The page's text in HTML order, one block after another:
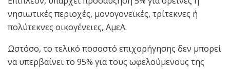
νησιωτικές περιοχές, μονογονεϊκές, τρίτεκνες ή
πολύτεκνες οικογένειες, ΑμεΑ.
Ωστόσο, το τελικό ποσοστό επιχορήγησης δεν μπορεί
να υπερβαίνει το 95% για τους ωφελούμενους της